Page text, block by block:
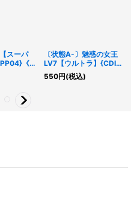
スーパ
《魔
〔状態A-〕魅惑の女王
LV7【ウルトラ】{CDIP-
JP008}《モンスター》
550円(税込)